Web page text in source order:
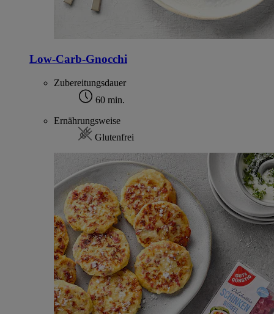
Low-Carb-Gnocchi
Zubereitungsdauer
60 min.
Ernährungsweise
Glutenfrei